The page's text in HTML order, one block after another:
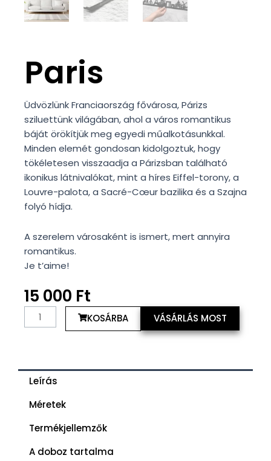
Paris
Üdvözlünk Franciaország fővárosa, Párizs
sziluettünk világában, ahol a város romantikus
báját örökítjük meg egyedi műalkotásunkkal.
Minden elemét gondosan kidolgoztuk, hogy
tökéletesen visszaadja a Párizsban található
ikonikus látnivalókat, mint a híres Eiffel-torony, a
Louvre-palota, a Sacré-Cœur bazilika és a Szajna
folyó hídja.
A szerelem városaként is ismert, mert annyira
romantikus.
Je t’aime!
15 000 Ft
Roma
mennyiség
KOSÁRBA VÁSÁRLÁS MOST
Leírás
Méretek
Termékjellemzők
A doboz tartalma